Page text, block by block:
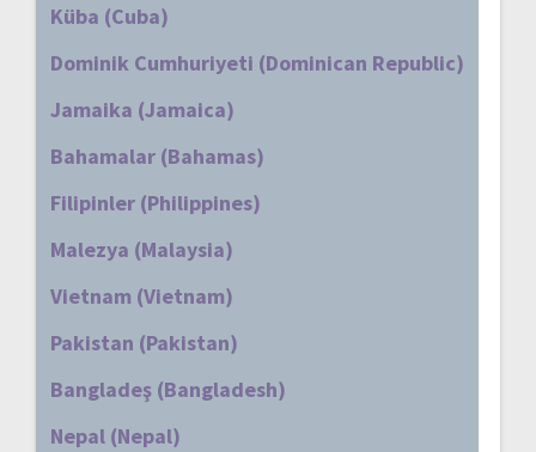
Küba (Cuba)
Dominik Cumhuriyeti (Dominican Republic)
Jamaika (Jamaica)
Bahamalar (Bahamas)
Filipinler (Philippines)
Malezya (Malaysia)
Vietnam (Vietnam)
Pakistan (Pakistan)
Bangladeş (Bangladesh)
Nepal (Nepal)